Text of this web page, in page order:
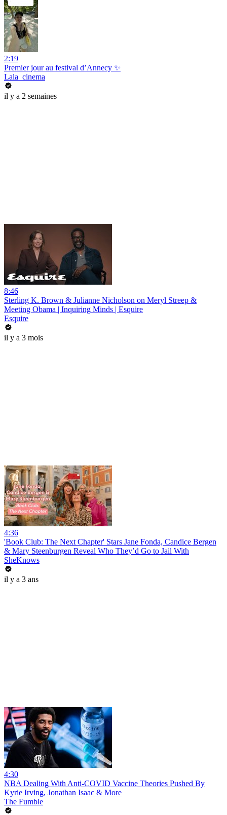
2:19
Premier jour au festival d’Annecy ✨
Lala_cinema
il y a 2 semaines
8:46
Sterling K. Brown & Julianne Nicholson on Meryl Streep &
Meeting Obama | Inquiring Minds | Esquire
Esquire
il y a 3 mois
4:36
'Book Club: The Next Chapter' Stars Jane Fonda, Candice Bergen
& Mary Steenburgen Reveal Who They’d Go to Jail With
SheKnows
il y a 3 ans
4:30
NBA Dealing With Anti-COVID Vaccine Theories Pushed By
Kyrie Irving, Jonathan Isaac & More
The Fumble